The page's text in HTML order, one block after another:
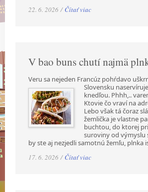
22. 6. 2026 / Čítať viac
V bao buns chutí najmä
Veru sa nejeden Francúz pohŕdavo
Slovensku
knedľou. Phhh,..
Ktovie čo vraví na
Lebo však tá čoraz
žemlička je vlastne
buchtou, do ktorej
suroviny od výmyslu
by ste aj nezjedli samotnú žemľu, plnka
17. 6. 2026 / Čítať viac